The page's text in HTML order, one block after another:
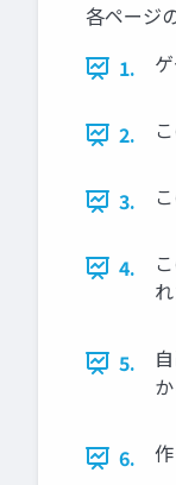
各ページ
1.
2.
3.
4.
5.
6.